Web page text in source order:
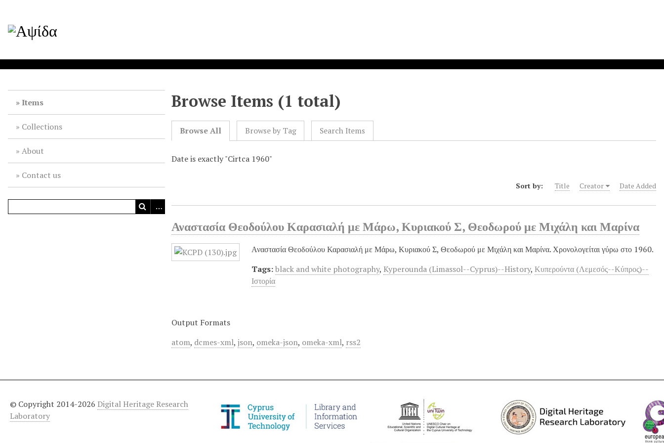
Items
Collections
About
Contact us
Browse Items (1 total)
Browse All Browse by Tag Search Items
Date is exactly "Cirtca 1960"
Sort by: Title Creator Date Added
Αναστασία Θεοδούλου Καρασιαλή με Μάρω, Κυριακού Σ, Θεοδωρού με Μιχάλη και Μαρίνα
Αναστασία Θεοδούλου Καρασιαλή με Μάρω, Κυριακού Σ, Θεοδωρού με Μιχάλη και Μαρίνα. Χρονολογείται γύρω στο 1960.
Tags: black and white photography, Kyperounda (Limassol--Cyprus)--History,Κυπερούντα (Λεμεσός--Κύπρος)--
Ιστορία
Output Formats
atom, dcmes-xml,json, omeka-json, omeka-xml, rss2
© Copyright 2014-2026 Digital Heritage Research
Laboratory